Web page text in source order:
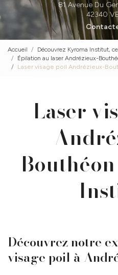
81 Avenue Du
42340
Accueil
Découvrez Kyroma Institut,
Épilation au laser Andrézieux-
Laser visage poil Andrézieux-
Laser
Découvrez notre
visage poil à